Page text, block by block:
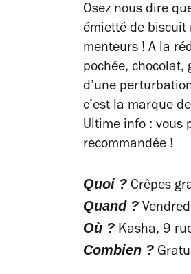
Osez nous dire
émietté de biscuit
menteurs ! A la
pochée,
d’une
c’est la marque
Ultime info : vous
recommandée !
Quoi ? Crêpes
Quand ?
Où ? Kasha, 9
Combien ?